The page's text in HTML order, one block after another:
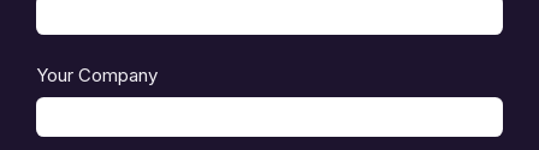
Your Company